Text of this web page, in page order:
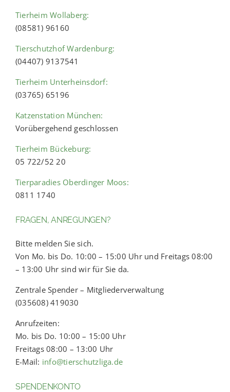
Tierheim Wollaberg:
(08581) 96160
Tierschutzhof Wardenburg:
(04407) 9137541
Tierheim Unterheinsdorf:
(03765) 65196
Katzenstation München:
Vorübergehend geschlossen
Tierheim Bückeburg:
05 722/52 20
Tierparadies Oberdinger Moos:
0811 1740
FRAGEN, ANREGUNGEN?
Bitte melden Sie sich.
Von Mo. bis Do. 10:00 – 15:00 Uhr und Freitags 08:00
– 13:00 Uhr sind wir für Sie da.
Zentrale Spender – Mitgliederverwaltung
(035608) 419030
Anrufzeiten:
Mo. bis Do. 10:00 – 15:00 Uhr
Freitags 08:00 – 13:00 Uhr
E-Mail: info@tierschutzliga.de
SPENDENKONTO